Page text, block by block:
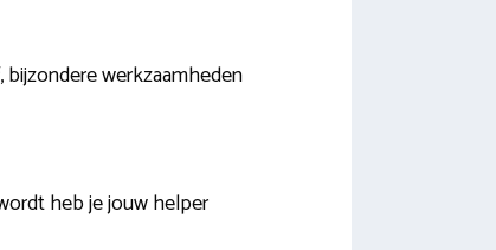
werkzaamheden
heb je jouw helper